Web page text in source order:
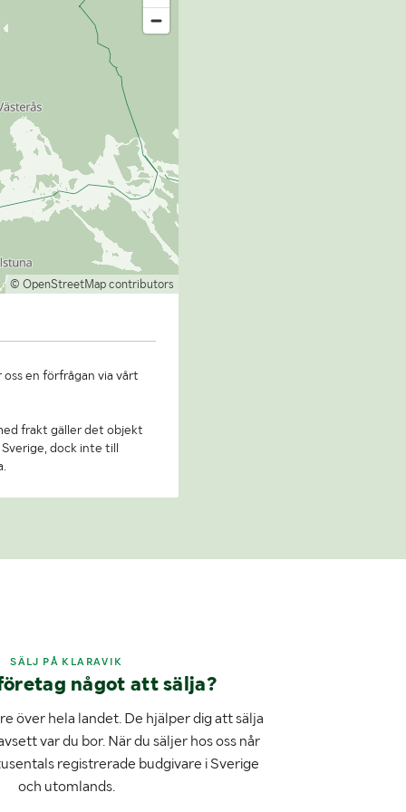
© OpenStreetMap contributors
en förfrågan via vårt
frakt gäller det objekt
dock inte till
SÄLJ PÅ KLARAVIK
något att sälja?
över hela landet. De hjälper dig att sälja
var du bor. När du säljer hos oss når
registrerade budgivare i Sverige
och utomlands.